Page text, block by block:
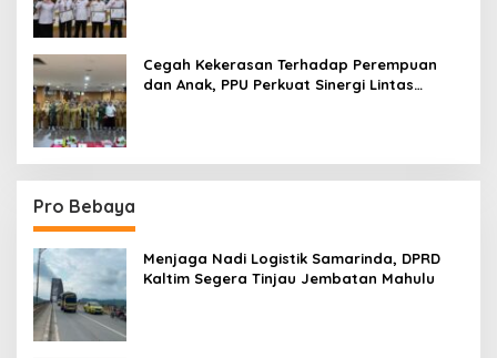
Cegah Kekerasan Terhadap Perempuan
dan Anak, PPU Perkuat Sinergi Lintas
Pro Bebaya
Menjaga Nadi Logistik Samarinda, DPRD
Kaltim Segera Tinjau Jembatan Mahulu